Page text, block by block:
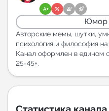
Каталог ботов
Горящие
Индекс читаемости
New
Юмор
Авторские мемы, шутки,
психология и философия
Канал оформлен в едином
25-45+.